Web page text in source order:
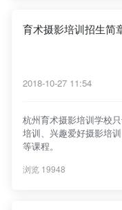
育术摄影培训招生简
2018-10-27 11:54
杭州育术摄影培训学校
培训、兴趣爱好摄影培
等课程。
浏览 19948